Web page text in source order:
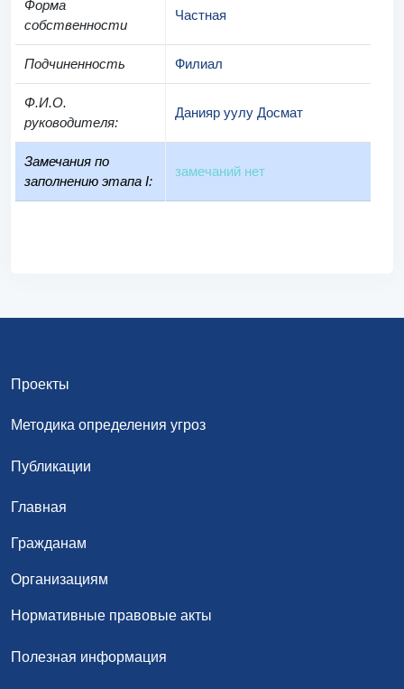
Форма
собственности
Частная
Подчиненность Филиал
Ф.И.О.
руководителя:
Данияр уулу Досмат
Замечания по
заполнению этапа I:
замечаний нет
Проекты
Методика определения угроз
Публикации
Главная
Гражданам
Организациям
Нормативные правовые акты
Полезная информация